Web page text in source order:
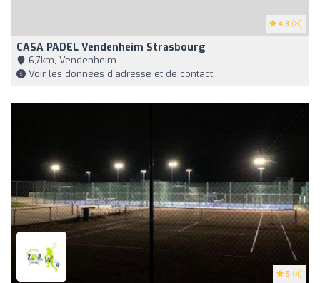
4.3 (8)
CASA PADEL Vendenheim Strasbourg
6,7km, Vendenheim
Voir les données d'adresse et de contact
5 (4)